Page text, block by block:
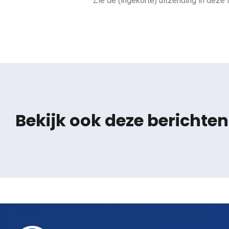
Bekijk ook deze berichten